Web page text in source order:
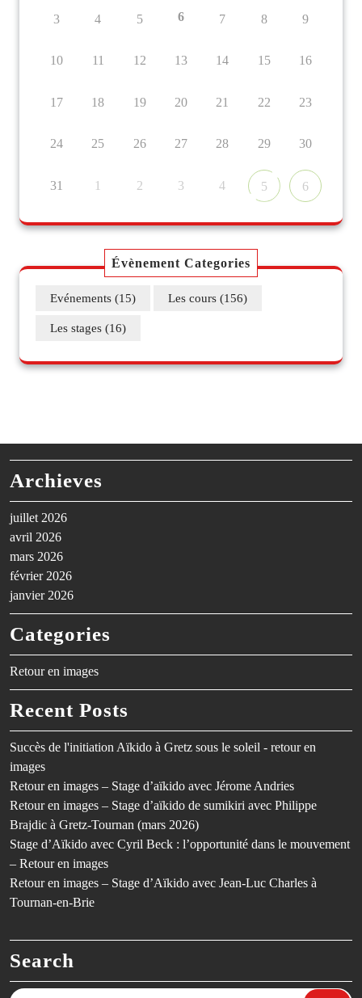
3 4 5 6 7 8 9
10 11 12 13 14 15 16
17 18 19 20 21 22 23
24 25 26 27 28 29 30
31 1 2 3 4 5 6
Évènement Categories
Evénements (15) Les cours (156)
Les stages (16)
Archieves
juillet 2026
avril 2026
mars 2026
février 2026
janvier 2026
Categories
Retour en images
Recent Posts
Succès de l'initiation Aïkido à Gretz sous le soleil - retour en
images
Retour en images – Stage d’aïkido avec Jérome Andries
Retour en images – Stage d’aïkido de sumikiri avec Philippe
Brajdic à Gretz-Tournan (mars 2026)
Stage d’Aïkido avec Cyril Beck : l’opportunité dans le mouvement
– Retour en images
Retour en images – Stage d’Aïkido avec Jean-Luc Charles à
Tournan-en-Brie
Search